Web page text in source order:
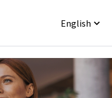
English